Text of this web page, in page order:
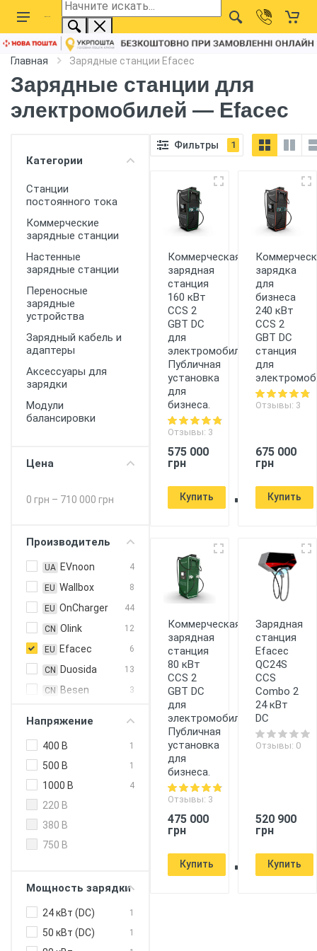
Главная Зарядные станции Efacec
Зарядные станции для
электромобилей — Efacec
Категории
Станции
постоянного тока
Коммерческие
зарядные станции
Настенные
зарядные станции
Переносные
зарядные
устройства
Зарядный кабель и
адаптеры
Аксессуары для
зарядки
Модули
балансировки
Цена
0 грн – 710 000 грн
Производитель
UA EVnoon 4
EU Wallbox 8
EU OnCharger 44
CN Olink 12
EU Efacec 6
CN Duosida 13
CN Besen 3
CN HiSmart 2
Zencar
ABB
EU Etrel
EU Hager 1
EU Heidelberg 1
Напряжение
400 В 1
500 В 1
1000 В 4
220 В
380 В
750 В
Мощность зарядки
24 кВт (DC) 1
50 кВт (DC) 1
Фильтры 1
Коммерческая
зарядная
станция
160 кВт
CCS 2
GBT DC
для
электромобилей.
Публичная
установка
для
бизнеса.
Отзывы: 3
575 000
грн
Купить
зарядка
для
бизнеса
240 кВт
CCS 2
GBT DC
станция
для
Отзывы: 3
675 000
грн
Купить
Коммерческая
зарядная
станция
80 кВт
CCS 2
GBT DC
для
электромобилей.
Публичная
установка
для
бизнеса.
Отзывы: 3
475 000
грн
Купить
Зарядная
станция
Efacec
QC24S
CCS
Combo 2
24 кВт
DC
Отзывы: 0
520 900
грн
Купить